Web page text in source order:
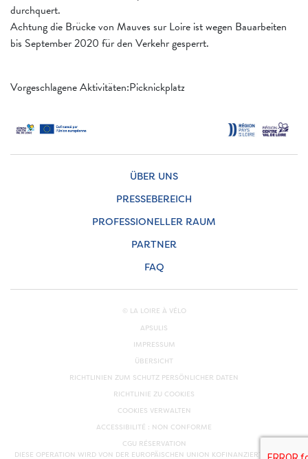
durchquert.
Achtung die Brücke von Mauves sur Loire ist wegen Bauarbeiten
bis September 2020 für den Verkehr gesperrt.
Vorgeschlagene Aktivitäten:Picknickplatz
ÜBER UNS
PRESSEBEREICH
PROFESSIONELLER RAUM
PARTNER
FAQ
© LA LOIRE À VÉLO
APSULIS
IMPRESSUM
ÜBERSICHT
RICHTLINIEN ZUM SCHUTZ PERSÖNLICHER DATEN
RICHTLINIE ZU COOKIES
COOKIES VERWALTEN
ACCESSIBILITÉ : NON CONFORME
CGU RÉSERVATION
DIESE OPERATION WIRD VON DER EUROPÄISCHEN UNION KOFINANZIERT. EUROPA